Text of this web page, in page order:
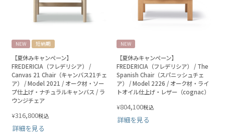
NEW 短納期
【夏休みキャンペーン】
FREDERICIA（フレデリシア） /
Canvas 21 Chair（キャンバス21チェ
ア） / Model 2021 / オーク材・ソー
プ仕上げ・ナチュラルキャンバス / ラ
ウンジチェア
¥316,800税込
詳細を見る
NEW
【夏休みキャンペーン】
FREDERICIA（フレデリシア） / The
Spanish Chair（スパニッシュチェ
ア） / Model 2226 / オーク材・ライ
トオイル仕上げ・レザー（cognac）
¥804,100税込
詳細を見る